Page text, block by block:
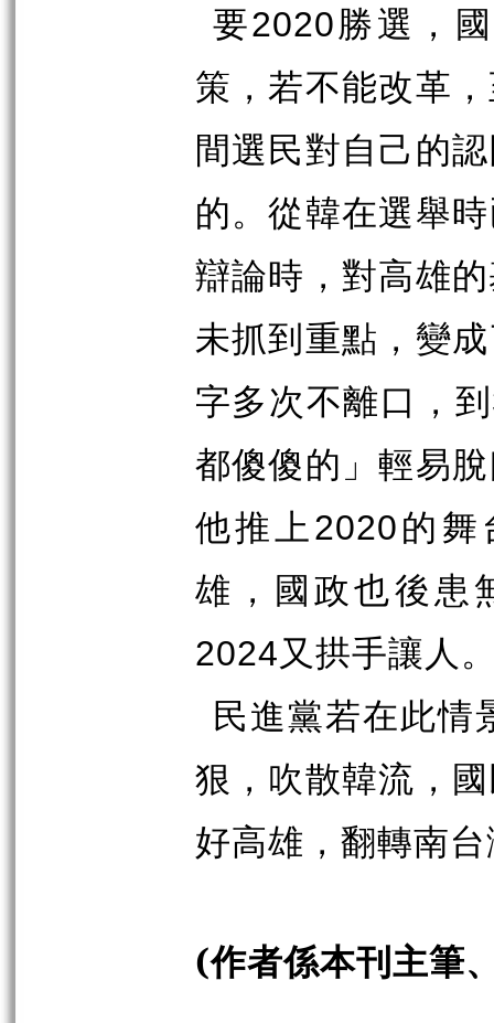
要2020勝選，
策，若不能改革
間選民對自己的
的。從韓在選舉
辯論時，對高雄
未抓到重點，變
字多次不離口，到
都傻傻的」輕易
他推上 2020的舞
雄，國政也後患
2024又拱手讓人
民進黨若在此情
狠，吹散韓流，
好高雄，翻轉南
(作者係本刊主筆